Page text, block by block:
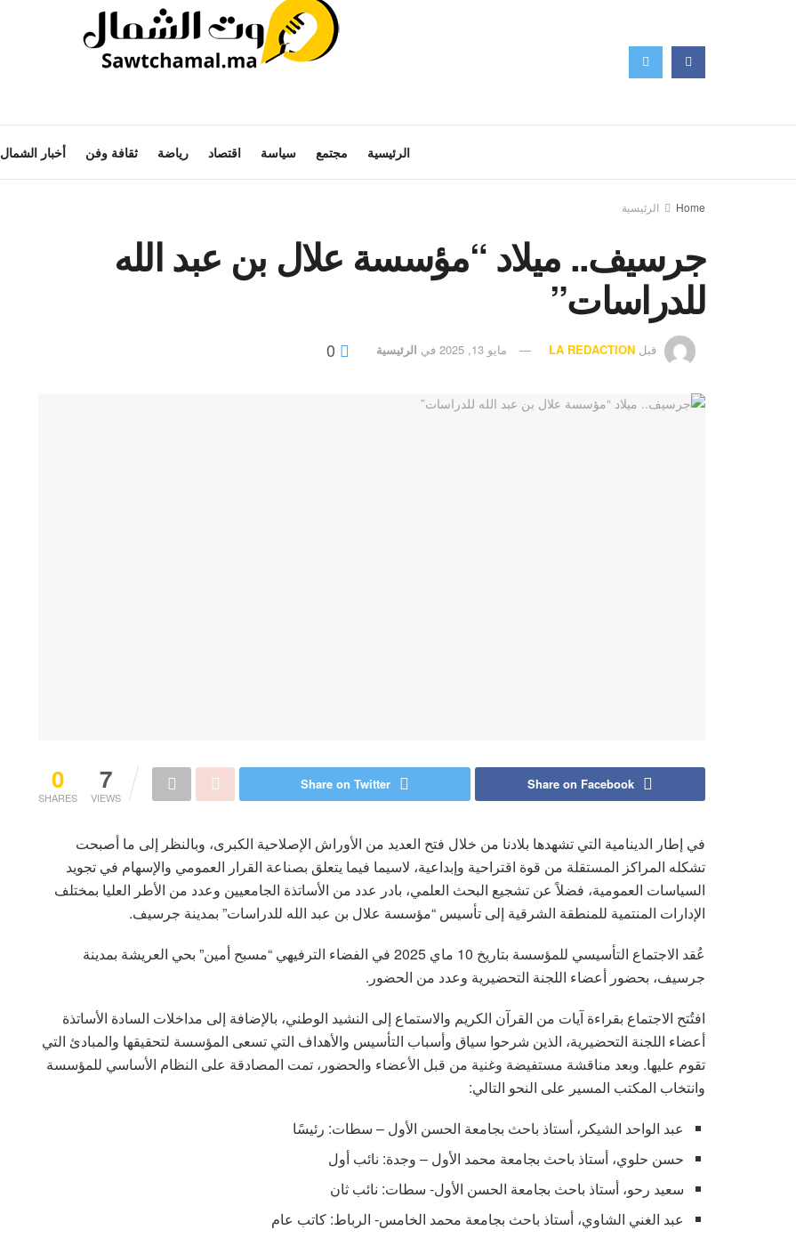
الرئيسية مجتمع سياسة اقتصاد رياضة ثقافة وفن أخبار الشمال
Home الرئيسية
جرسيف.. ميلاد “مؤسسة علال بن عبد الله
للدراسات”
قبل LA REDACTION مايو 13, 2025 في الرئيسية
0
SHARES
7
VIEWS
Share on Facebook
Share on Twitter
في إطار الدينامية التي تشهدها بلادنا من خلال فتح العديد من الأوراش الإصلاحية الكبرى، وبالنظر إلى ما أصبحت
تشكله المراكز المستقلة من قوة اقتراحية وإبداعية، لاسيما فيما يتعلق بصناعة القرار العمومي والإسهام في تجويد
السياسات العمومية، فضلاً عن تشجيع البحث العلمي، بادر عدد من الأساتذة الجامعيين وعدد من الأطر العليا بمختلف
الإدارات المنتمية للمنطقة الشرقية إلى تأسيس “مؤسسة علال بن عبد الله للدراسات” بمدينة جرسيف.
عُقد الاجتماع التأسيسي للمؤسسة بتاريخ 10 ماي 2025 في الفضاء الترفيهي “مسبح أمين” بحي العريشة بمدينة
جرسيف، بحضور أعضاء اللجنة التحضيرية وعدد من الحضور.
افتُتح الاجتماع بقراءة آيات من القرآن الكريم والاستماع إلى النشيد الوطني، بالإضافة إلى مداخلات السادة الأساتذة
أعضاء اللجنة التحضيرية، الذين شرحوا سياق وأسباب التأسيس والأهداف التي تسعى المؤسسة لتحقيقها والمبادئ التي
تقوم عليها. وبعد مناقشة مستفيضة وغنية من قبل الأعضاء والحضور، تمت المصادقة على النظام الأساسي للمؤسسة
وانتخاب المكتب المسير على النحو التالي:
عبد الواحد الشيكر، أستاذ باحث بجامعة الحسن الأول – سطات: رئيسًا
حسن حلوي، أستاذ باحث بجامعة محمد الأول – وجدة: نائب أول
سعيد رحو، أستاذ باحث بجامعة الحسن الأول- سطات: نائب ثان
عبد الغني الشاوي، أستاذ باحث بجامعة محمد الخامس- الرباط: كاتب عام